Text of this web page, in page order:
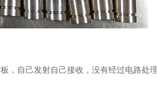
，自己发射自己接收，没有经过电路处